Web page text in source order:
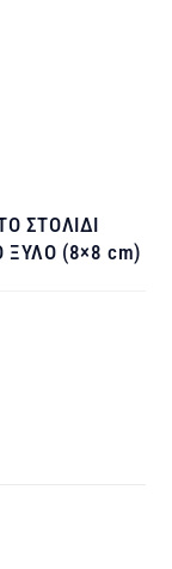
ΣΤΟΛΙΔΙ
ΞΥΛΟ (8×8 cm)